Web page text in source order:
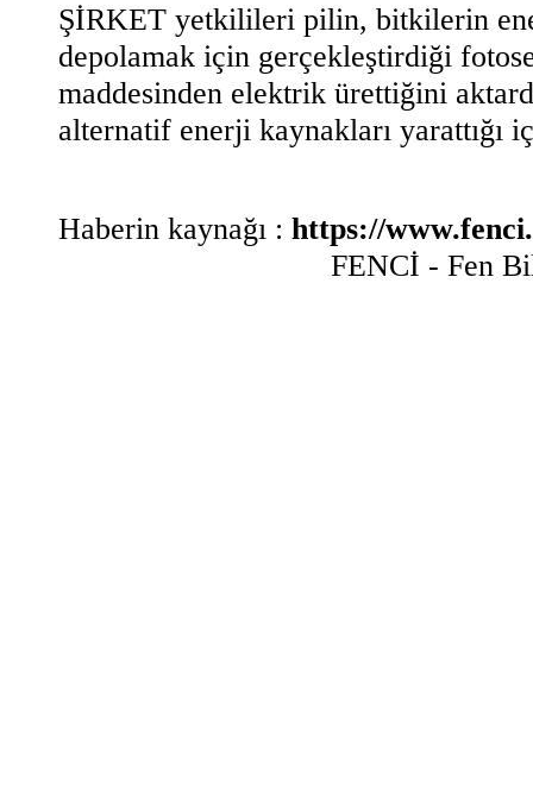
ŞİRKET yetkilileri pilin, bitkilerin
depolamak için gerçekleştirdiği
maddesinden elektrik ürettiğini
alternatif enerji kaynakları yarattığı
Haberin kaynağı : https://
FENCİ - Fen